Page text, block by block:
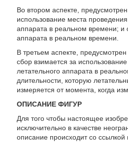
Во втором аспекте,
использование места
аппарата в реальном времени; и
аппарата в реальном времени.
В третьем аспекте,
сбор взимается за
летательного аппарата в
длительности, которую
измеряется от момента, когда
ОПИСАНИЕ ФИГУР
Для того чтобы настоящее
исключительно в качестве
описание происходит со